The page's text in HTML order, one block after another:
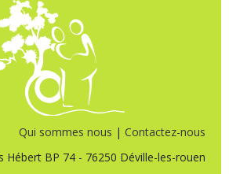
Qui sommes nous | Contactez-nous
Hébert BP 74 - 76250 Déville-les-rouen